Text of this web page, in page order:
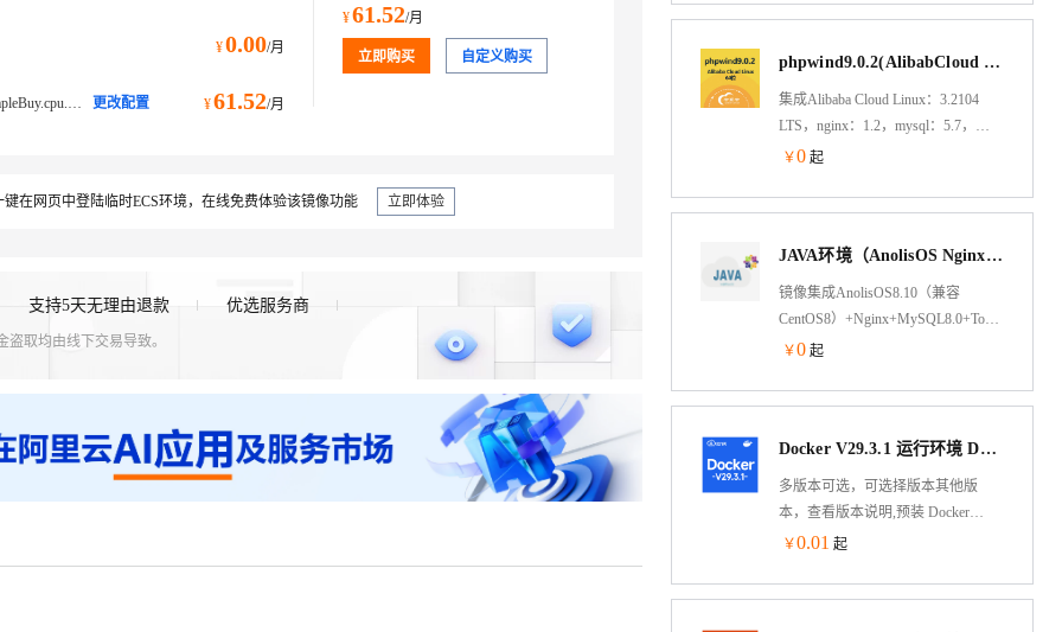
¥0.00/月
ecs.e-c1m2.large@ecs.buy.#simpleBuy.cpu.memory经济型 e 更改配置 ¥61.52/月
¥61.52/月
立即购买 自定义购买
在网页中登陆临时ECS环境，在线免费体验该镜像功能 立即体验
支持5天无理由退款 优选服务商
取均由线下交易导致。
Alibaba Cloud Linux
3/Centos/Debian/Ubuntu。专注于服务
注册用户使用宝塔，持续更新维护8
年，值得信赖
phpwind9.0.2(AlibabCloud Linux3.2)
集成Alibaba Cloud Linux：3.2104
LTS，nginx：1.2，mysql：5.7，
php：5.6，PhPwind 9.0.2；
￥0 起
JAVA环境（AnolisOS Nginx Tomcat8 JDK）
镜像集成AnolisOS8.10（兼容
CentOS8）
Nginx处理静态资源，Tomcat以apr模
￥0 起
Docker V29.3.1 运行环境 Docker-compose Aliyun Linux 3 LTS 64位
多版本可选，可选择版本其他版
本，查看版本说明,预装 Docker
V29.3.1 运行环境 Docker-compose
￥0.01 起